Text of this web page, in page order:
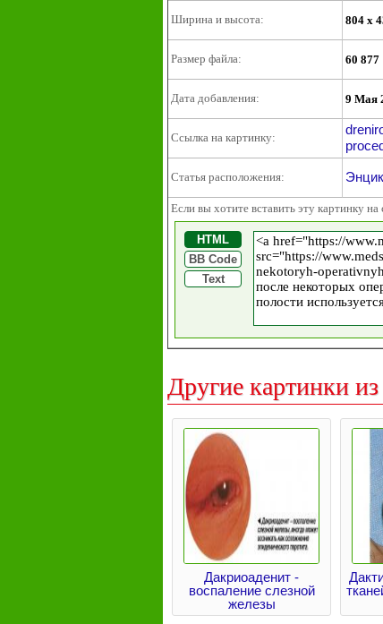
Ширина и высота: 804 x
Размер файла: 60 877
Дата добавления: 9 Мая
Ссылка на картинку:
Статья расположения:
Если вы хотите вставить эту картинку
HTML
BB Code
Text
Другие картинки из
Дакриоаденит -
воспаление слезной
железы